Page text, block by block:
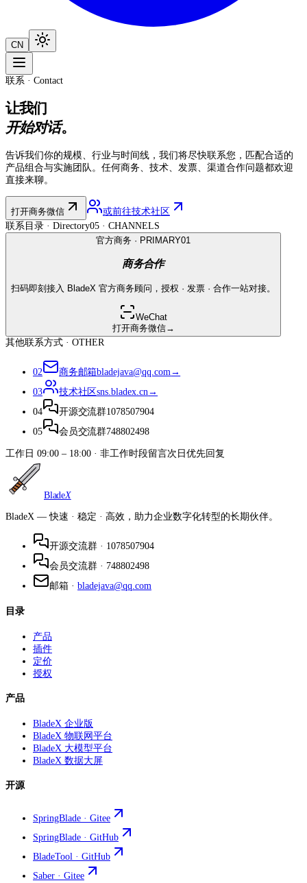
CN
联系 · Contact
让我们
开始对话。
告诉我们你的规模、行业与时间线，我们将尽快联系您，匹配合适的
产品组合与实施团队。任何商务、技术、发票、渠道合作问题都欢迎
直接来聊。
打开商务微信
或前往技术社区
联系目录 · Directory05 · CHANNELS
官方商务 · PRIMARY01
商务合作
扫码即刻接入 BladeX 官方商务顾问，授权 · 发票 · 合作一站对接。
WeChat
打开商务微信→
其他联系方式 · OTHER
02 商务邮箱bladejava@qq.com→
03
技术社区sns.bladex.cn→
04
开源交流群1078507904
05
会员交流群748802498
工作日 09:00 – 18:00 · 非工作时段留言次日优先回复
BladeX
BladeX — 快速 · 稳定 · 高效，助力企业数字化转型的长期伙伴。
开源交流群 · 1078507904
会员交流群 · 748802498
邮箱 · bladejava@qq.com
目录
产品
插件
定价
授权
产品
BladeX 企业版
BladeX 物联网平台
BladeX 大模型平台
BladeX 数据大屏
开源
SpringBlade · Gitee
SpringBlade · GitHub
BladeTool · GitHub
Saber · Gitee